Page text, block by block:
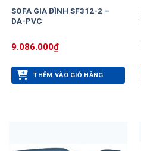
SOFA GIA ĐÌNH SF312-2 –
DA-PVC
9.086.000₫
THÊM VÀO GIỎ HÀNG